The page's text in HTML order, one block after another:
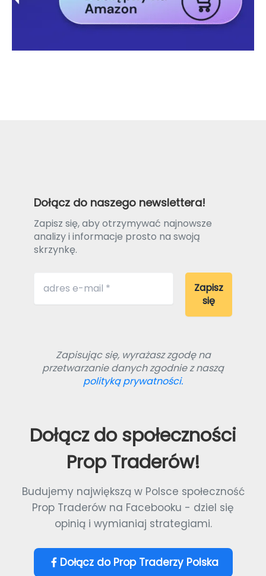
Dołącz do naszego newslettera!
Zapisz się, aby otrzymywać najnowsze
analizy i informacje prosto na swoją
skrzynkę.
Zapisując się, wyrażasz zgodę na
przetwarzanie danych zgodnie z naszą
polityką prywatności.
Dołącz do społeczności
Prop Traderów!
Budujemy największą w Polsce społeczność
Prop Traderów na Facebooku - dziel się
opinią i wymianiaj strategiami.
Dołącz do Prop Traderzy Polska